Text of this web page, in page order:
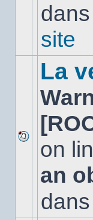
sujet.
dans
site
Aucun
nouveau
message
non-
dans
La
on
an
dans